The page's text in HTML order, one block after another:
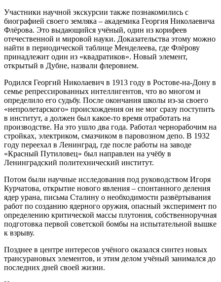
Участники научной экскурсии также познакомились с
биографией своего земляка – академика Георгия Николаевича
Флёрова. Это выдающийся учёный, один из корифеев
отечественной и мировой науки. Доказательства этому можно
найти в периодической таблице Менделеева, где Флёрову
принадлежит один из «квадратиков». Новый элемент,
открытый в Дубне, назвали флеровием.
Родился Георгий Николаевич в 1913 году в Ростове-на-Дону в
семье репрессированных интеллигентов, что во многом и
определило его судьбу. После окончания школы из-за своего
«непролетарского» происхождения он не мог сразу поступить
в институт, а должен был какое-то время отработать на
производстве. На это ушло два года. Работал чернорабочим на
стройках, электриком, смазчиком в паровозном депо. В 1932
году переехал в Ленинград, где после работы на заводе
«Красный Путиловец» был направлен на учёбу в
Ленинградский политехнический институт.
Потом были научные исследования под руководством Игоря
Курчатова, открытие нового явления – спонтанного деления
ядер урана, письма Сталину о необходимости развёртывания
работ по созданию ядерного оружия, опасный эксперимент по
определению критической массы плутония, собственноручная
подготовка первой советской бомбы на испытательной вышке
к взрыву.
Позднее в центре интересов учёного оказался синтез новых
трансурановых элементов, и этим делом учёный занимался до
последних дней своей жизни.